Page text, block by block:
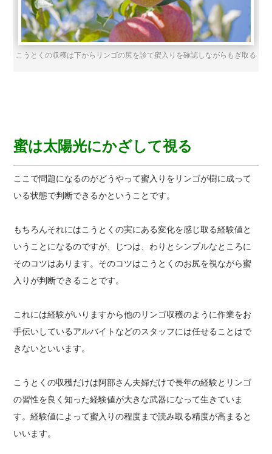
こうとくの収穫は下からリンゴの尻を診て蜜入りを確認しながらもぎ取る
蜜は太陽光にかざして視る
ここで問題になるのがどうやって蜜入りをリンゴが樹に成って
いる状態で判断できるかということです。
もちろんそれにはこうとくの実にある変化を感じ取る経験値と
いうことになるのですが、じつは、わりとシンプルなところに
そのコツはあります。そのコツはこうとくのお尻を視ながら蜜
入りが判断できることです。
これには経験がいりますから他のリンゴ収穫のように作業をお
手伝いしているアルバイトなどのスタッフには任せることはで
きないといいます。
こうとくの収穫だけは阿部さん夫婦だけで長年の経験とリンゴ
の習性を良く知った経験値が大きな武器になって生きていま
す。経験値によって蜜入りの程度まで読み取る精度が高まると
いいます。